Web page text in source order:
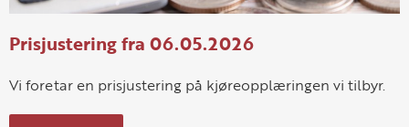
Prisjustering fra 06.05.2026
Vi foretar en prisjustering på kjøreopplæringen vi tilbyr.